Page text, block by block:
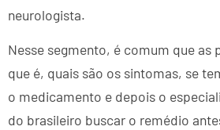
neurologista.
Nesse segmento, é comum que as
que é, quais são os sintomas, se
o medicamento e depois o
do brasileiro buscar o remédio